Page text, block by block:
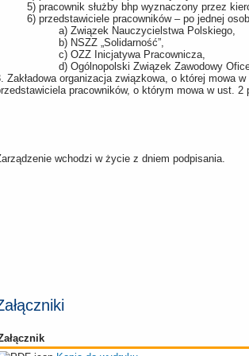
5) pracownik służby bhp wyznaczony przez
6) przedstawiciele pracowników – po jednej
a) Związek Nauczycielstwa Polskiego,
b) NSZZ „Solidarność”,
c) OZZ Inicjatywa Pracownicza,
d) Ogólnopolski Związek Zawodowy
Zakładowa organizacja związkowa, o której mowa
pracowników, o którym mowa w ust.
wchodzi w życie z dniem podpisania.